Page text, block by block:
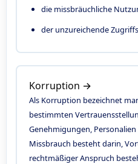
die missbräuchliche
der unzureichende
Korruption →
Als Korruption bezeichnet
bestimmten
Genehmigungen,
Missbrauch besteht darin,
rechtmäßiger Anspruch